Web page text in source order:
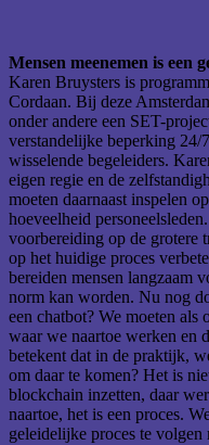
Mensen meenemen is een
Karen Bruysters is
Cordaan. Bij deze
onder andere een SET-
verstandelijke beperking 24/
wisselende begeleiders.
eigen regie en de
moeten daarnaast inspelen
hoeveelheid
voorbereiding op de grotere
op het huidige proces
bereiden mensen langzaam
norm kan worden. Nu nog
een chatbot? We moeten als
waar we naartoe werken en
betekent dat in de praktijk,
om daar te komen? Het is
blockchain inzetten, daar
naartoe, het is een proces.
geleidelijke proces te volgen